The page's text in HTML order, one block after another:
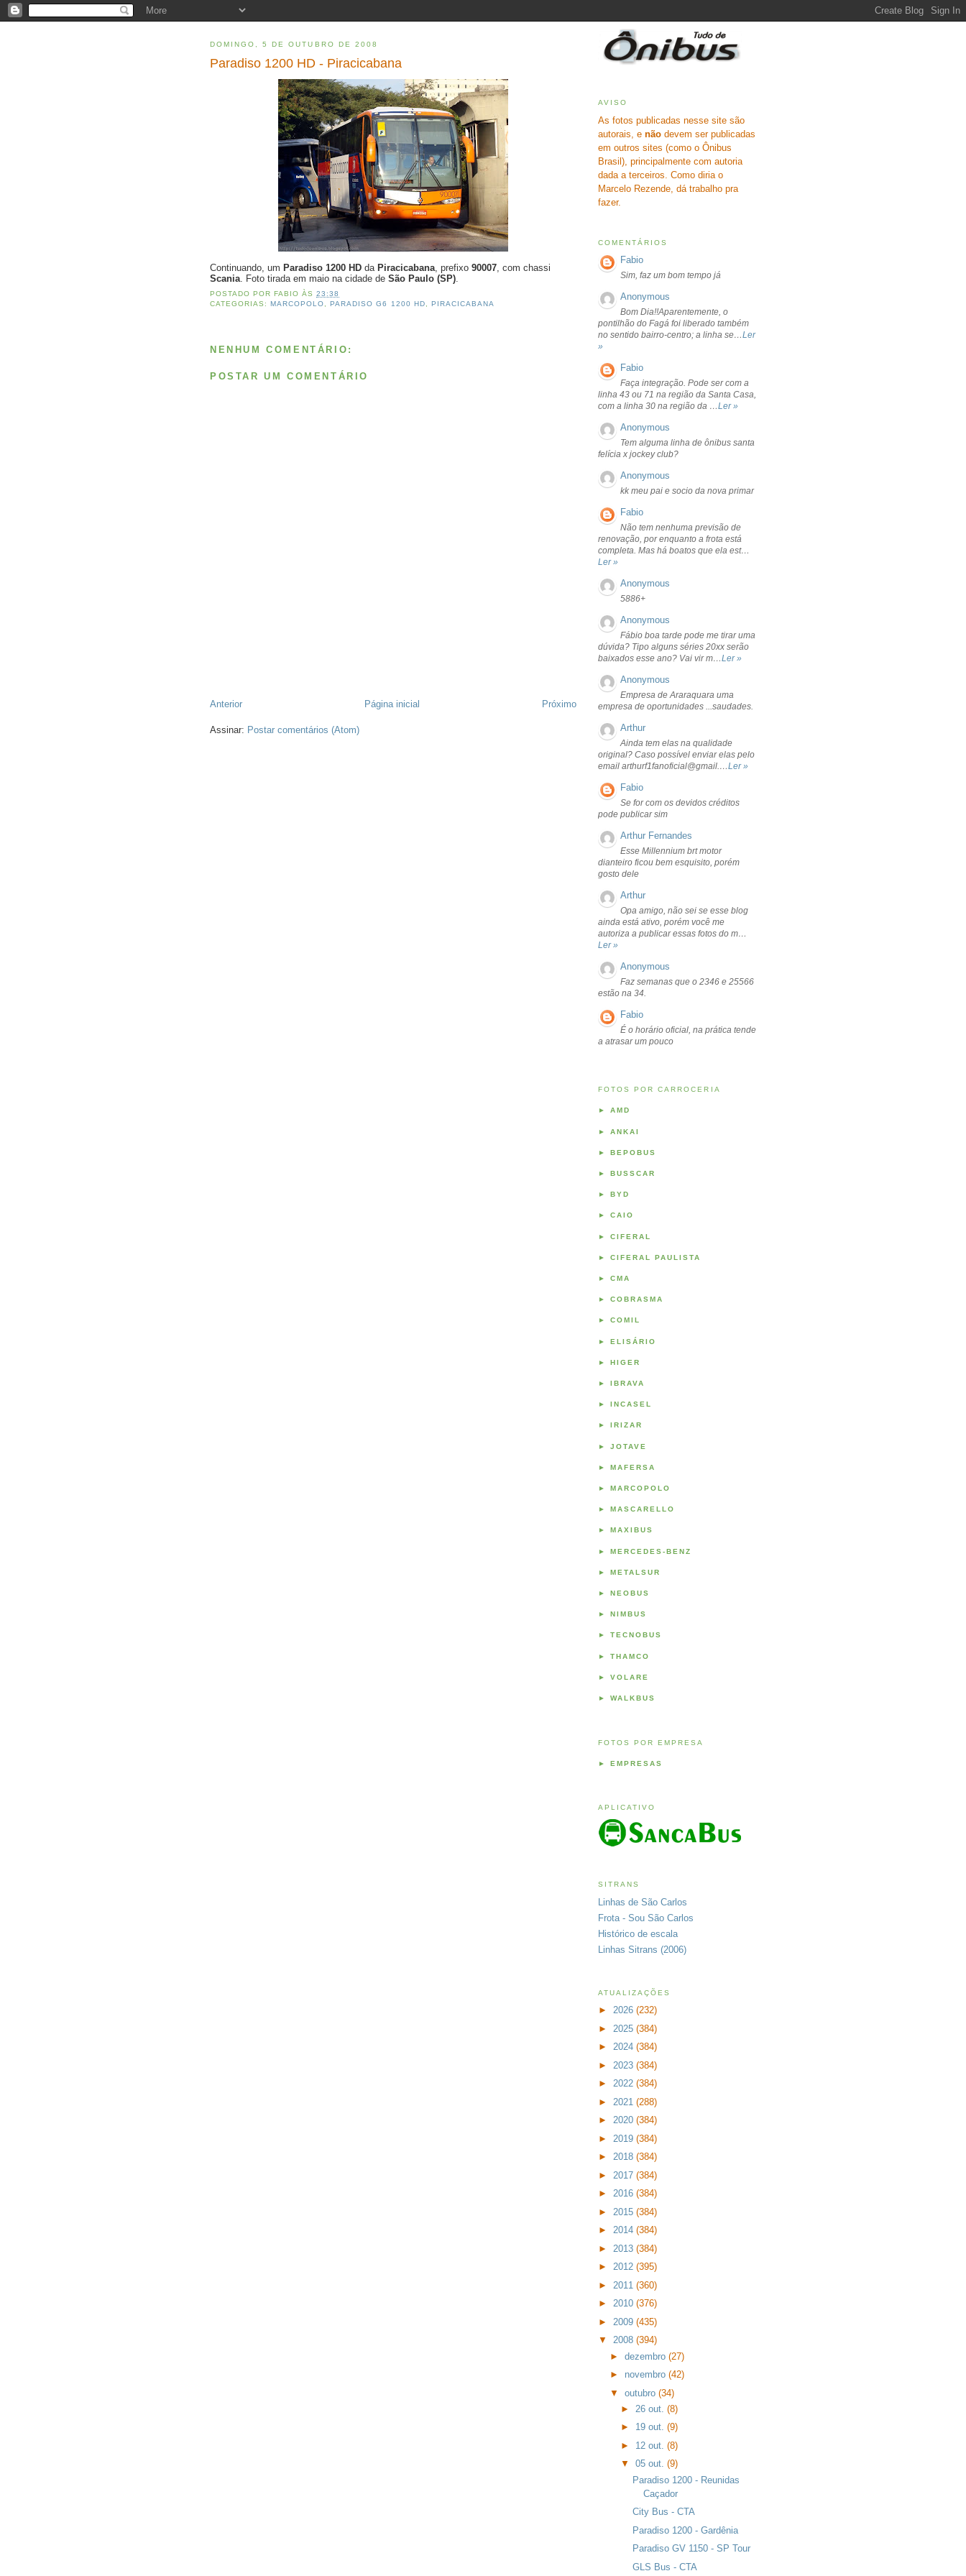
DOMINGO, 5 DE OUTUBRO DE 2008
Paradiso 1200 HD - Piracicabana
Continuando, um Paradiso 1200 HD da Piracicabana , prefixo 90007 , com chassi
Scania . Foto tirada em maio na cidade de São Paulo (SP)
POSTADO PORFABIO ÀS23:38
CATEGORIAS:MARCOPOLO,PARADISO G6 1200 HD, PIRACICABANA
NENHUM COMENTÁRIO:
POSTAR UM COMENTÁRIO
Anterior Próximo
Página inicial
Assinar: Postar comentários (Atom)
AVISO
As fotos publicadas nesse site são
autorais, e não devem ser publicadas
em outros sites (como o Ônibus
Brasil), principalmente com autoria
dada a terceiros. Como diria o
Marcelo Rezende, dá trabalho pra
fazer.
COMENTÁRIOS
Fabio
Sim, faz um bom tempo já
Anonymous
Bom Dia!!Aparentemente, o
pontilhão do Fagá foi liberado também
no sentido bairro-centro; a linha se…Ler
»
Fabio
Faça integração. Pode ser com a
linha 43 ou 71 na região da Santa Casa,
com a linha 30 na região da …Ler »
Anonymous
Tem alguma linha de ônibus santa
felícia x jockey club?
Anonymous
kk meu pai e socio da nova primar
Fabio
Não tem nenhuma previsão de
renovação, por enquanto a frota está
completa. Mas há boatos que ela est…
Ler »
Anonymous
5886+
Anonymous
Fábio boa tarde pode me tirar uma
dúvida? Tipo alguns séries 20xx serão
baixados esse ano? Vai vir m…Ler »
Anonymous
Empresa de Araraquara uma
empresa de oportunidades ...saudades.
Arthur
Ainda tem elas na qualidade
original? Caso possível enviar elas pelo
email arthurf1fanoficial@gmail.…Ler »
Fabio
Se for com os devidos créditos
pode publicar sim
Arthur Fernandes
Esse Millennium brt motor
dianteiro ficou bem esquisito, porém
gosto dele
Arthur
Opa amigo, não sei se esse blog
ainda está ativo, porém você me
autoriza a publicar essas fotos do m…
Ler »
Anonymous
Faz semanas que o 2346 e 25566
estão na 34.
Fabio
É o horário oficial, na prática tende
a atrasar um pouco
FOTOS POR CARROCERIA
► AMD
► ANKAI
► BEPOBUS
► BUSSCAR
► BYD
► CAIO
► CIFERAL
► CIFERAL PAULISTA
► CMA
► COBRASMA
► COMIL
► ELISÁRIO
► HIGER
► IBRAVA
► INCASEL
► IRIZAR
► JOTAVE
► MAFERSA
► MARCOPOLO
► MASCARELLO
► MAXIBUS
► MERCEDES-BENZ
► METALSUR
► NEOBUS
► NIMBUS
► TECNOBUS
► THAMCO
► VOLARE
► WALKBUS
FOTOS POR EMPRESA
► EMPRESAS
APLICATIVO
SITRANS
Linhas de São Carlos
Frota - Sou São Carlos
Histórico de escala
Linhas Sitrans (2006)
ATUALIZAÇÕES
► 2026 (232)
► 2025 (384)
► 2024 (384)
► 2023 (384)
► 2022 (384)
► 2021 (288)
► 2020 (384)
► 2019 (384)
► 2018 (384)
► 2017 (384)
► 2016 (384)
► 2015 (384)
► 2014 (384)
► 2013 (384)
► 2012 (395)
► 2011 (360)
► 2010 (376)
► 2009 (435)
▼ 2008 (394)
► dezembro (27)
► novembro (42)
▼ outubro (34)
► 26 out.(8)
► 19 out.(9)
► 12 out.(8)
▼05 out.(9)
Paradiso 1200 - Reunidas
Caçador
City Bus - CTA
Paradiso 1200 - Gardênia
Paradiso GV 1150 - SP Tour
GLS Bus - CTA